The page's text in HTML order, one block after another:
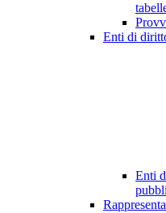
Enti di
Enti